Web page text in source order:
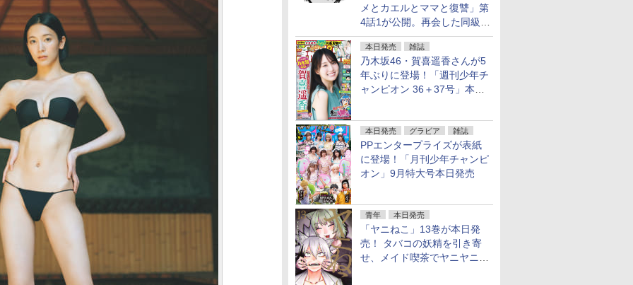
メとカエルとママと復讐」第
4話1が公開。再会した同級生
は……
本日発売 雑誌
乃木坂46・賀喜遥香さんが5
年ぶりに登場！「週刊少年チ
ャンピオン 36＋37号」本日
本日発売 グラビア 雑誌
PPエンタープライズが表紙
に登場！「月刊少年チャンピ
オン」9月特大号本日発売
青年 本日発売
「ヤニねこ」13巻が本日発
売！ タバコの妖精を引き寄
せ、メイド喫茶でヤニヤニき